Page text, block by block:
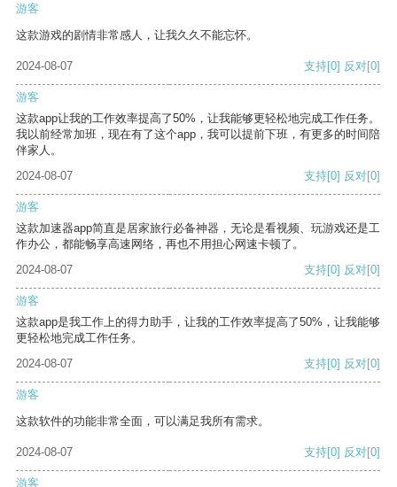
游客
这款游戏的剧情非常感人，让我久久不能忘怀。
2024-08-07 支持[0] 反对[0]
游客
这款app让我的工作效率提高了50%，让我能够更轻松地完成工作任务。
我以前经常加班，现在有了这个app，我可以提前下班，有更多的时间陪
伴家人。
2024-08-07
支持[0] 反对[0]
游客
这款加速器app简直是居家旅行必备神器，无论是看视频、玩游戏还是工
作办公，都能畅享高速网络，再也不用担心网速卡顿了。
2024-08-07
支持[0] 反对[0]
游客
这款app是我工作上的得力助手，让我的工作效率提高了50%，让我能够
更轻松地完成工作任务。
2024-08-07
支持[0] 反对[0]
游客
这款软件的功能非常全面，可以满足我所有需求。
2024-08-07 支持[0] 反对[0]
游客